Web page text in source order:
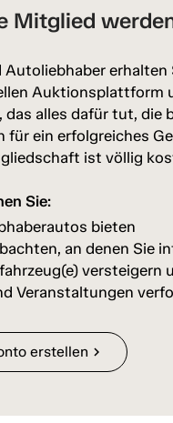
Mitglied
Autoliebhaber erhalten
Auktionsplattform
das alles dafür tut, die
für ein erfolgreiches
ist völlig
Sie:
bieten
an denen Sie
versteigern
Veranstaltungen
erstellen chevron_right